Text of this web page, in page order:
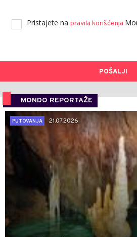
Pristajete na pravila korišćenja
POŠALJI
MONDO REPORTAŽE
PUTOVANJA
21.07.2026.